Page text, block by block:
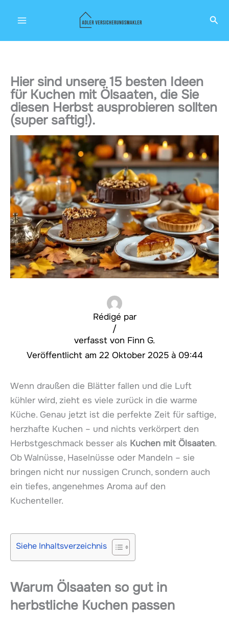
Inhalt
Hier sind unsere 15 besten Ideen
für Kuchen mit Ölsaaten, die Sie
diesen Herbst ausprobieren sollten
(super saftig!).
Rédigé par
Finn G.
/
22 Oktober 2025 à 09:44
Wenn draußen die Blätter fallen und die Luft
kühler wird, zieht es viele zurück in die warme
Küche. Genau jetzt ist die perfekte Zeit für saftige,
herzhafte Kuchen – und nichts verkörpert den
Herbstgeschmack besser als Kuchen mit Ölsaaten.
Ob Walnüsse, Haselnüsse oder Mandeln – sie
bringen nicht nur nussigen Crunch, sondern auch
ein tiefes, angenehmes Aroma auf den
Kuchenteller.
Siehe Inhaltsverzeichnis
Warum Ölsaaten so gut in
herbstliche Kuchen passen